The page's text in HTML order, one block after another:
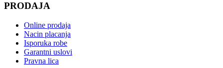
PRODAJA
Online prodaja
Nacin placanja
Isporuka robe
Garantni uslovi
Pravna lica